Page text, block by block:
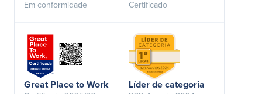
Em conformidade Certificado
Great Place to Work Líder de categoria